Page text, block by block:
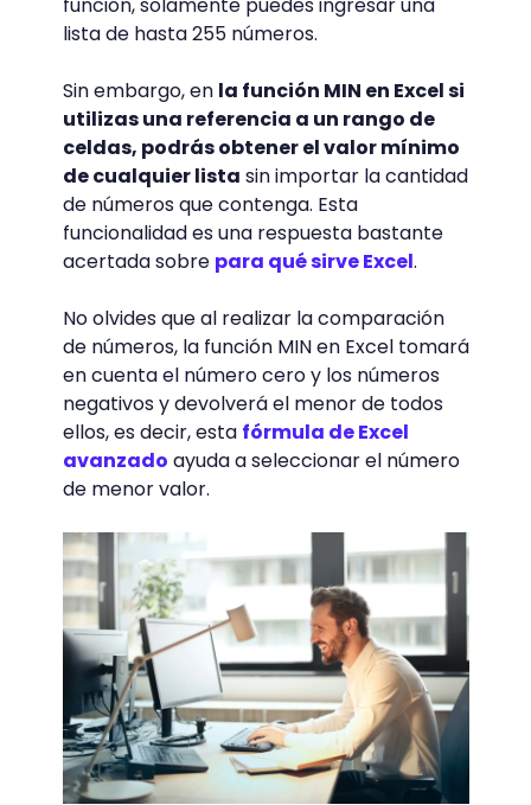
lista de hasta 255 números.
Sin embargo, en la función MIN en Excel si
utilizas una referencia a un rango de
celdas, podrás obtener el valor mínimo
de cualquier lista sin importar la cantidad
de números que contenga. Esta
funcionalidad es una respuesta bastante
acertada sobre para qué sirve Excel.
No olvides que al realizar la comparación
de números, la función MIN en Excel tomará
en cuenta el número cero y los números
negativos y devolverá el menor de todos
ellos, es decir, esta fórmula de Excel
avanzado ayuda a seleccionar el número
de menor valor.